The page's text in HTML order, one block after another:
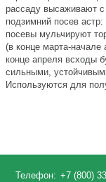
рассаду высаживают
подзимний посев
посевы мульчируют
(в конце марта-
конце апреля всходы
сильными,
Используются для
Телефон: +7 (800)